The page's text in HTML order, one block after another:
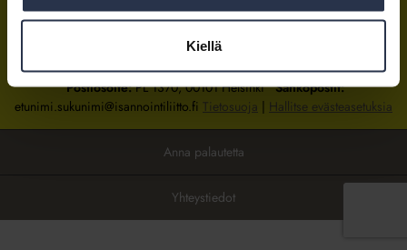
Kiellä
IsännöintiliittoIsännöintiliittoIsännöintiliitto
Isännöintiliiton toimistosijaitsee Hakaniemessä Helsingissä.
Postiosoite:PL 1370, 00101 HelsinkiSähköpostit:
etunimi.sukunimi@isannointiliitto.fi Tietosuoja | Hallitse evästeasetuksia
Anna palautetta
Yhteystiedot